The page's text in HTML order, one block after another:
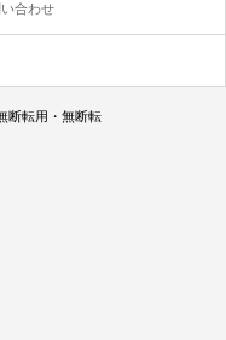
合わせ
断転用・無断転